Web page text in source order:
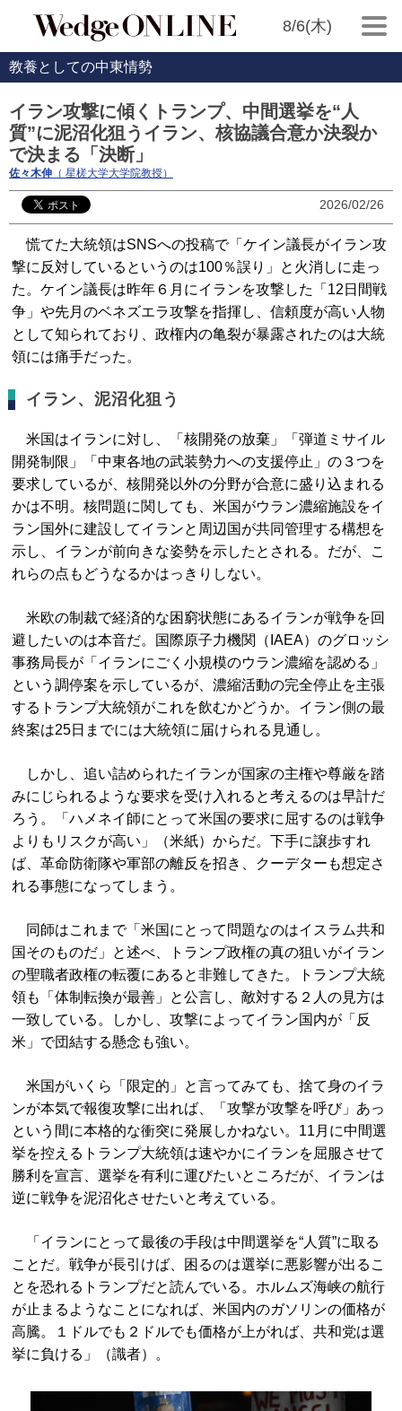
8/6(木)
教養としての中東情勢
イラン攻撃に傾くトランプ、中間選挙を“人
質”に泥沼化狙うイラン、核協議合意か決裂か
で決まる「決断」
佐々木伸 （ 星槎大学大学院教授）
2026/02/26
慌てた大統領はSNSへの投稿で「ケイン議長がイラン攻
撃に反対しているというのは100％誤り」と火消しに走っ
た。ケイン議長は昨年６月にイランを攻撃した「12日間戦
争」や先月のベネズエラ攻撃を指揮し、信頼度が高い人物
として知られており、政権内の亀裂が暴露されたのは大統
領には痛手だった。
イラン、泥沼化狙う
米国はイランに対し、「核開発の放棄」「弾道ミサイル
開発制限」「中東各地の武装勢力への支援停止」の３つを
要求しているが、核開発以外の分野が合意に盛り込まれる
かは不明。核問題に関しても、米国がウラン濃縮施設をイ
ラン国外に建設してイランと周辺国が共同管理する構想を
示し、イランが前向きな姿勢を示したとされる。だが、こ
れらの点もどうなるかはっきりしない。
米欧の制裁で経済的な困窮状態にあるイランが戦争を回
避したいのは本音だ。国際原子力機関（IAEA）のグロッシ
事務局長が「イランにごく小規模のウラン濃縮を認める」
という調停案を示しているが、濃縮活動の完全停止を主張
するトランプ大統領がこれを飲むかどうか。イラン側の最
終案は25日までには大統領に届けられる見通し。
しかし、追い詰められたイランが国家の主権や尊厳を踏
みにじられるような要求を受け入れると考えるのは早計だ
ろう。「ハメネイ師にとって米国の要求に屈するのは戦争
よりもリスクが高い」（米紙）からだ。下手に譲歩すれ
ば、革命防衛隊や軍部の離反を招き、クーデターも想定さ
れる事態になってしまう。
同師はこれまで「米国にとって問題なのはイスラム共和
国そのものだ」と述べ、トランプ政権の真の狙いがイラン
の聖職者政権の転覆にあると非難してきた。トランプ大統
領も「体制転換が最善」と公言し、敵対する２人の見方は
一致している。しかし、攻撃によってイラン国内が「反
米」で団結する懸念も強い。
米国がいくら「限定的」と言ってみても、捨て身のイラ
ンが本気で報復攻撃に出れば、「攻撃が攻撃を呼び」あっ
という間に本格的な衝突に発展しかねない。11月に中間選
挙を控えるトランプ大統領は速やかにイランを屈服させて
勝利を宣言、選挙を有利に運びたいところだが、イランは
逆に戦争を泥沼化させたいと考えている。
「イランにとって最後の手段は中間選挙を“人質”に取る
ことだ。戦争が長引けば、困るのは選挙に悪影響が出るこ
とを恐れるトランプだと読んでいる。ホルムズ海峡の航行
が止まるようなことになれば、米国内のガソリンの価格が
高騰。１ドルでも２ドルでも価格が上がれば、共和党は選
挙に負ける」（識者）。